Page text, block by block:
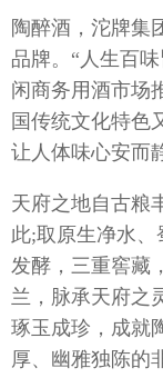
陶醉酒，沱牌集
品牌。“人生百
闲商务用酒市场
国传统文化特色
让人体味心安而
天府之地自古粮
此;取原生净水
发酵，三重窖藏
兰，脉承天府之
琢玉成珍，成就
厚、幽雅独陈的